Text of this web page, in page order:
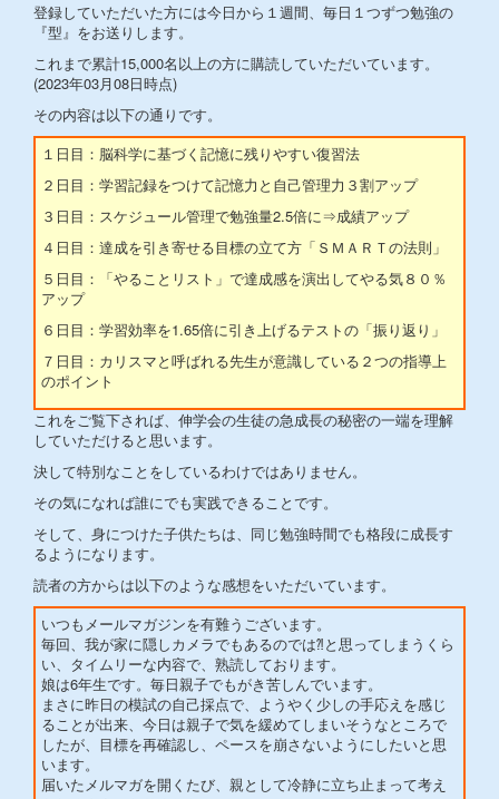
登録していただいた方には今日から１週間、毎日１つずつ勉強の
『型』をお送りします。
これまで累計15,000名以上の方に購読していただいています。
(2023年03月08日時点)
その内容は以下の通りです。
１日目：脳科学に基づく記憶に残りやすい復習法
２日目：学習記録をつけて記憶力と自己管理力３割アップ
３日目：スケジュール管理で勉強量2.5倍に⇒成績アップ
４日目：達成を引き寄せる目標の立て方「ＳＭＡＲＴの法則」
５日目：「やることリスト」で達成感を演出してやる気８０％
アップ
６日目：学習効率を1.65倍に引き上げるテストの「振り返り」
７日目：カリスマと呼ばれる先生が意識している２つの指導上
のポイント
これをご覧下されば、伸学会の生徒の急成長の秘密の一端を理解
していただけると思います。
決して特別なことをしているわけではありません。
その気になれば誰にでも実践できることです。
そして、身につけた子供たちは、同じ勉強時間でも格段に成長す
るようになります。
読者の方からは以下のような感想をいただいています。
いつもメールマガジンを有難うございます。
毎回、我が家に隠しカメラでもあるのでは⁈と思ってしまうくら
い、タイムリーな内容で、熟読しております。
娘は6年生です。毎日親子でもがき苦しんでいます。
まさに昨日の模試の自己採点で、ようやく少しの手応えを感じ
ることが出来、今日は親子で気を緩めてしまいそうなところで
したが、目標を再確認し、ペースを崩さないようにしたいと思
います。
届いたメルマガを開くたび、親として冷静に立ち止まって考え